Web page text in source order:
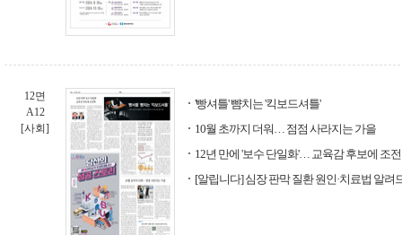
12면
A12
[사회]
'빵셔틀' 뺨치는 '킥보드셔틀'
10월 초까지 더워… 점점 사라지는 가을
12년 만에 '보수 단일화'… 교육감 후보에 조
[알립니다] 심장 판막 질환 원인·치료법 알려